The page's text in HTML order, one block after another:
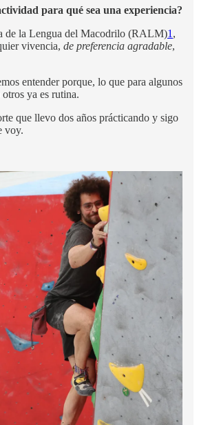
para qué sea una experiencia?
de la Lengua del Macodrilo (RALM)1 ,
vivencia, de preferencia agradable,
entender porque, lo que para algunos
ya es rutina.
que llevo dos años prácticando y sigo
voy.